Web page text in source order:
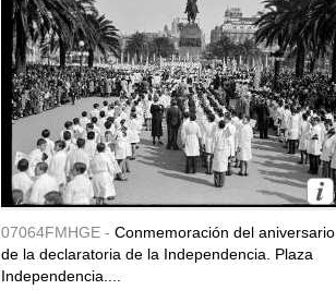
07064FMHGE - Conmemoración del aniversario
de la declaratoria de la Independencia. Plaza
Independencia....